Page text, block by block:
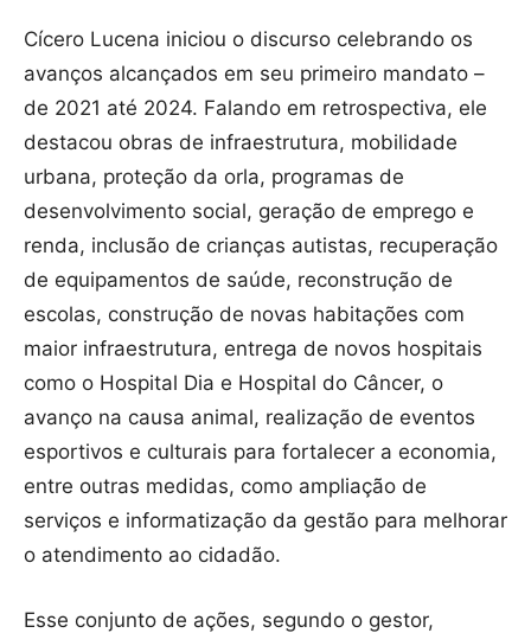
Cícero Lucena iniciou o discurso celebrando os
avanços alcançados em seu primeiro mandato –
de 2021 até 2024. Falando em retrospectiva, ele
destacou obras de infraestrutura, mobilidade
urbana, proteção da orla, programas de
desenvolvimento social, geração de emprego e
renda, inclusão de crianças autistas, recuperação
de equipamentos de saúde, reconstrução de
escolas, construção de novas habitações com
maior infraestrutura, entrega de novos hospitais
como o Hospital Dia e Hospital do Câncer, o
avanço na causa animal, realização de eventos
esportivos e culturais para fortalecer a economia,
entre outras medidas, como ampliação de
serviços e informatização da gestão para melhorar
o atendimento ao cidadão.
Esse conjunto de ações, segundo o gestor,